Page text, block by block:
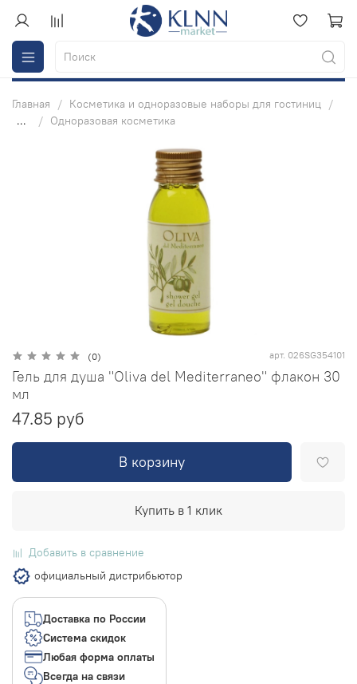
Главная
Косметика и одноразовые наборы для гостиниц
...
Одноразовая косметика
(0) арт. 026SG354101
Гель для душа "Oliva del Mediterraneo" флакон 30
мл
47.85 руб
В корзину
Купить в 1 клик
Добавить в сравнение
официальный дистрибьютор
Доставка по России
Система скидок
Любая форма оплаты
Всегда на связи